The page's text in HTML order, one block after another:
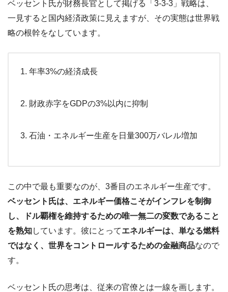
ベッセント氏が財務長官として掲げる「3-3-3」戦略は、
一見すると国内経済政策に見えますが、その実態は世界戦
略の根幹をなしています。
年率3%の経済成長
財政赤字をGDPの3%以内に抑制
石油・エネルギー生産を日量300万バレル増加
この中で最も重要なのが、3番目のエネルギー生産です。
ベッセント氏は、エネルギー価格こそがインフレを制御
し、ドル覇権を維持するための唯一無二の変数であること
を熟知しています。彼にとってエネルギーは、単なる燃料
ではなく、世界をコントロールするための金融商品なので
す。
ベッセント氏の思考は、従来の官僚とは一線を画します。